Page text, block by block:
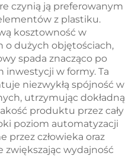
czynią ją preferowanym
z plastiku.
kosztowność w
o dużych objętościach,
spada znacząco po
inwestycji w formy. Ta
niezwykłą spójność w
utrzymując dokładną
produktu przez cały
poziom automatyzacji
przez człowieka oraz
zwiększając wydajność